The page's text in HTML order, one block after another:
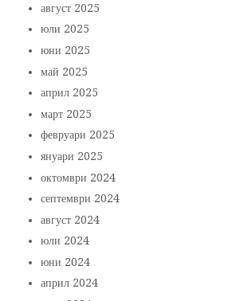
август 2025
юли 2025
юни 2025
май 2025
април 2025
март 2025
февруари 2025
януари 2025
октомври 2024
септември 2024
август 2024
юли 2024
юни 2024
април 2024